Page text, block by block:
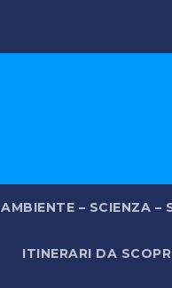
AMBIENTE – SCIENZA –
ITINERARI DA